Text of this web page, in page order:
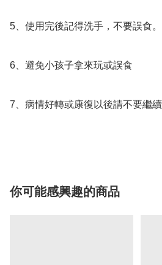
5、使用完後記得洗手，不要誤食。
6、避免小孩子拿來玩或誤食
7、病情好轉或康復以後請不要繼續
你可能感興趣的商品